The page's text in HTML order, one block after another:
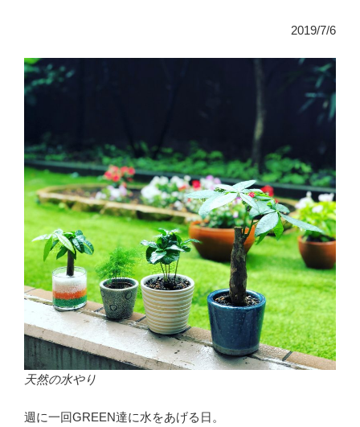
の
2019/7/6
天然の水やり
週に一回GREEN達に水をあげる日。